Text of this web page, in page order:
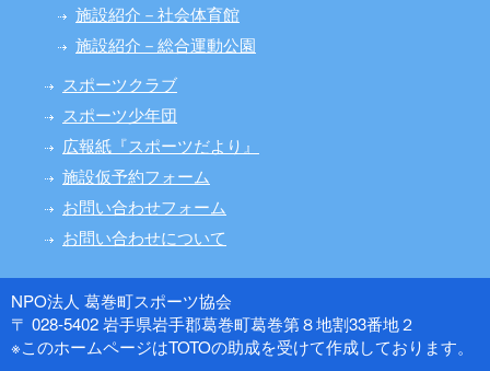
施設紹介－社会体育館
施設紹介－総合運動公園
スポーツクラブ
スポーツ少年団
広報紙『スポーツだより』
施設仮予約フォーム
お問い合わせフォーム
お問い合わせについて
NPO法人 葛巻町スポーツ協会
〒 028-5402 岩手県岩手郡葛巻町葛巻第８地割33番地２
※このホームページはTOTOの助成を受けて作成しております。